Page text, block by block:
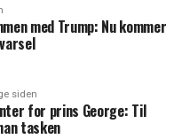
med Trump: Nu kommer
siden
for prins George: Til
tasken